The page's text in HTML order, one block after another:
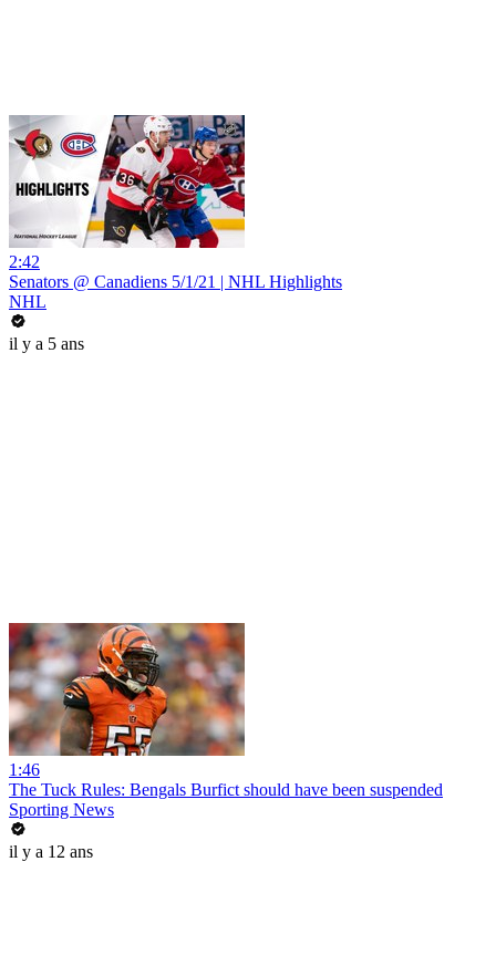
2:42
Senators @ Canadiens 5/1/21 | NHL Highlights
NHL
il y a 5 ans
1:46
The Tuck Rules: Bengals Burfict should have been suspended
Sporting News
il y a 12 ans